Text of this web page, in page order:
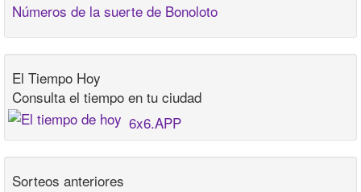
Números de la suerte de Bonoloto
El Tiempo Hoy
Consulta el tiempo en tu ciudad
6x6.APP
Sorteos anteriores